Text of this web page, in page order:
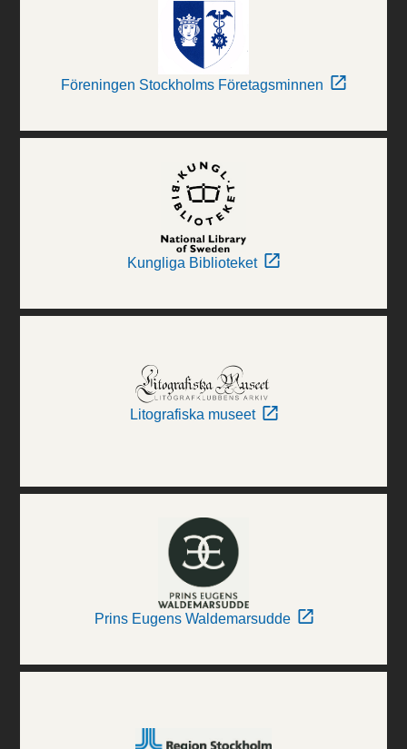
Föreningen Stockholms Företagsminnen
Kungliga Biblioteket
Litografiska museet
Prins Eugens Waldemarsudde